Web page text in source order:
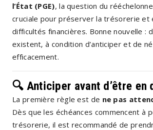
l’État (PGE), la question du
cruciale pour préserver la trésorerie et
difficultés financières. Bonne nouvelle :
existent, à condition d’anticiper et de
efficacement.
🔍 Anticiper avant d’être
La première règle est de ne pas
Dès que les échéances commencent à
trésorerie, il est recommandé de